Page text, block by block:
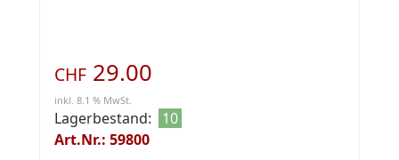
CHF 29.00
inkl. 8.1 % MwSt.
Lagerbestand:
10
Art.Nr.: 59800